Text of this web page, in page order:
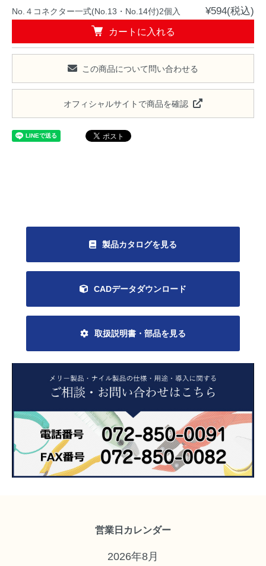
No.４コネクター一式(No.13・No.14付)2個入 ¥594(税込)
カートに入れる
この商品について問い合わせる
オフィシャルサイトで商品を確認
製品カタログを見る
CADデータダウンロード
取扱説明書・部品を見る
営業日カレンダー
2026年8月